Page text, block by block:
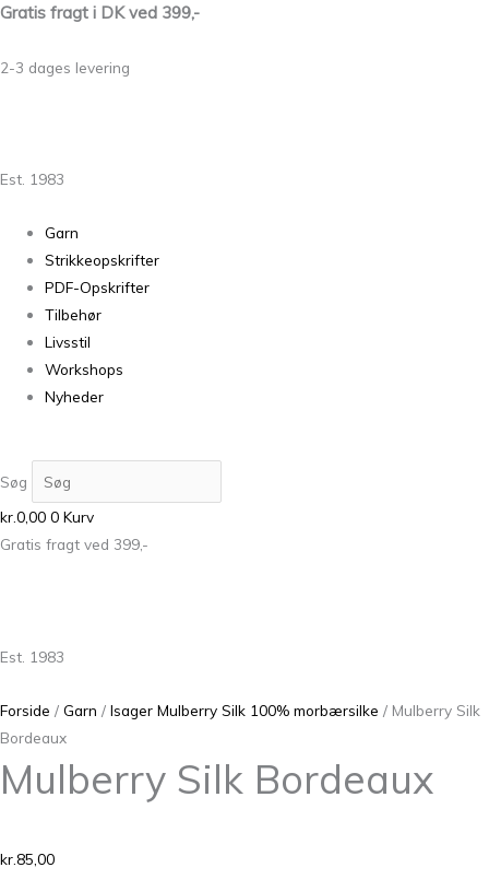
Gratis fragt i DK ved 399,-
2-3 dages levering
Est. 1983
Garn
Strikkeopskrifter
PDF-Opskrifter
Tilbehør
Livsstil
Workshops
Nyheder
Søg
kr.0,00 0 Kurv
Gratis fragt ved 399,-
Est. 1983
Forside / Garn / Isager Mulberry Silk 100% morbærsilke / Mulberry Silk
Bordeaux
Mulberry Silk Bordeaux
kr.85,00